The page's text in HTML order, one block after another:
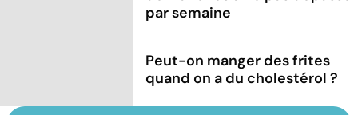
par semaine
Peut-on manger des frites
quand on a du cholestérol ?